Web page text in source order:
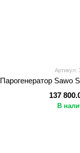
Артикул:
Парогенератор Sawo
137
В